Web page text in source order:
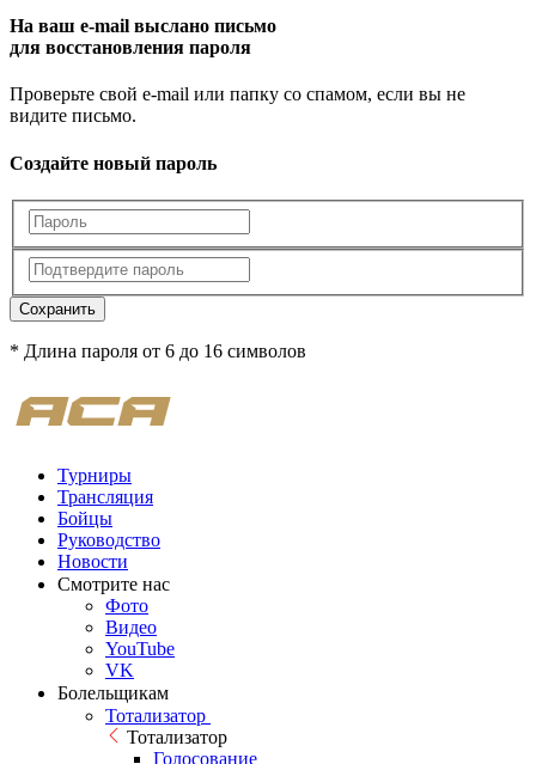
На ваш e-mail выслано письмо
для восстановления пароля
Проверьте свой e-mail или папку со спамом, если вы не
видите письмо.
Создайте новый пароль
Сохранить
* Длина пароля от 6 до 16 символов
Турниры
Трансляция
Бойцы
Руководство
Новости
Смотрите нас
Фото
Видео
YouTube
VK
Болельщикам
Тотализатор
Тотализатор
Голосование